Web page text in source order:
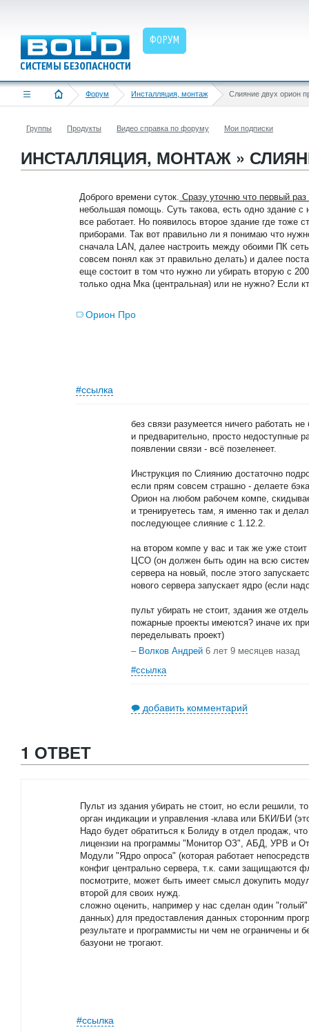
ФОРУМ
Форум Инсталляция, монтаж Слияние двух орион
Группы Продукты Видео справка по форуму Мои подписки
ИНСТАЛЛЯЦИЯ, МОНТАЖ »
Доброго времени суток. Сразу уточню что первый
небольшая помощь. Суть такова, есть одно здание
все работает. Но появилось второе здание где тоже
приборами. Так вот правильно ли я понимаю что
сначала LAN, далее настроить между обоими ПК
совсем понял как эт правильно делать) и далее
еще состоит в том что нужно ли убирать вторую с
только одна Мка (центральная) или не нужно? Если
Орион Про
#ссылка
без связи разумеется ничего работать
и предварительно, просто недоступные
появлении связи - всё позеленеет.
Инструкция по Слиянию достаточно
если прям совсем страшно - делаете
Орион на любом рабочем компе,
и тренируетесь там, я именно так и
последующее слияние с 1.12.2.
на втором компе у вас и так же уже
ЦСО (он должен быть один на всю
сервера на новый, после этого
нового сервера запускает ядро (если
пульт убирать не стоит, здания же
пожарные проекты имеются? иначе их
переделывать проект)
– Волков Андрей 6 лет 9 месяцев назад
#ссылка
добавить комментарий
1 ОТВЕТ
Пульт из здания убирать не стоит, но если решили,
орган индикации и управления -клава или БКИ/БИ
Надо будет обратиться к Болиду в отдел продаж,
лицензии на программы "Монитор ОЗ", АБД, УРВ и
Модули "Ядро опроса" (которая работает
конфиг центрально сервера, т.к. сами защищаются
посмотрите, может быть имеет смысл докупить
второй для своих нужд.
сложно оценить, например у нас сделан один
данных) для предоставления данных сторонним
результате и программисты ни чем не ограничены и
базуони не трогают.
#ссылка